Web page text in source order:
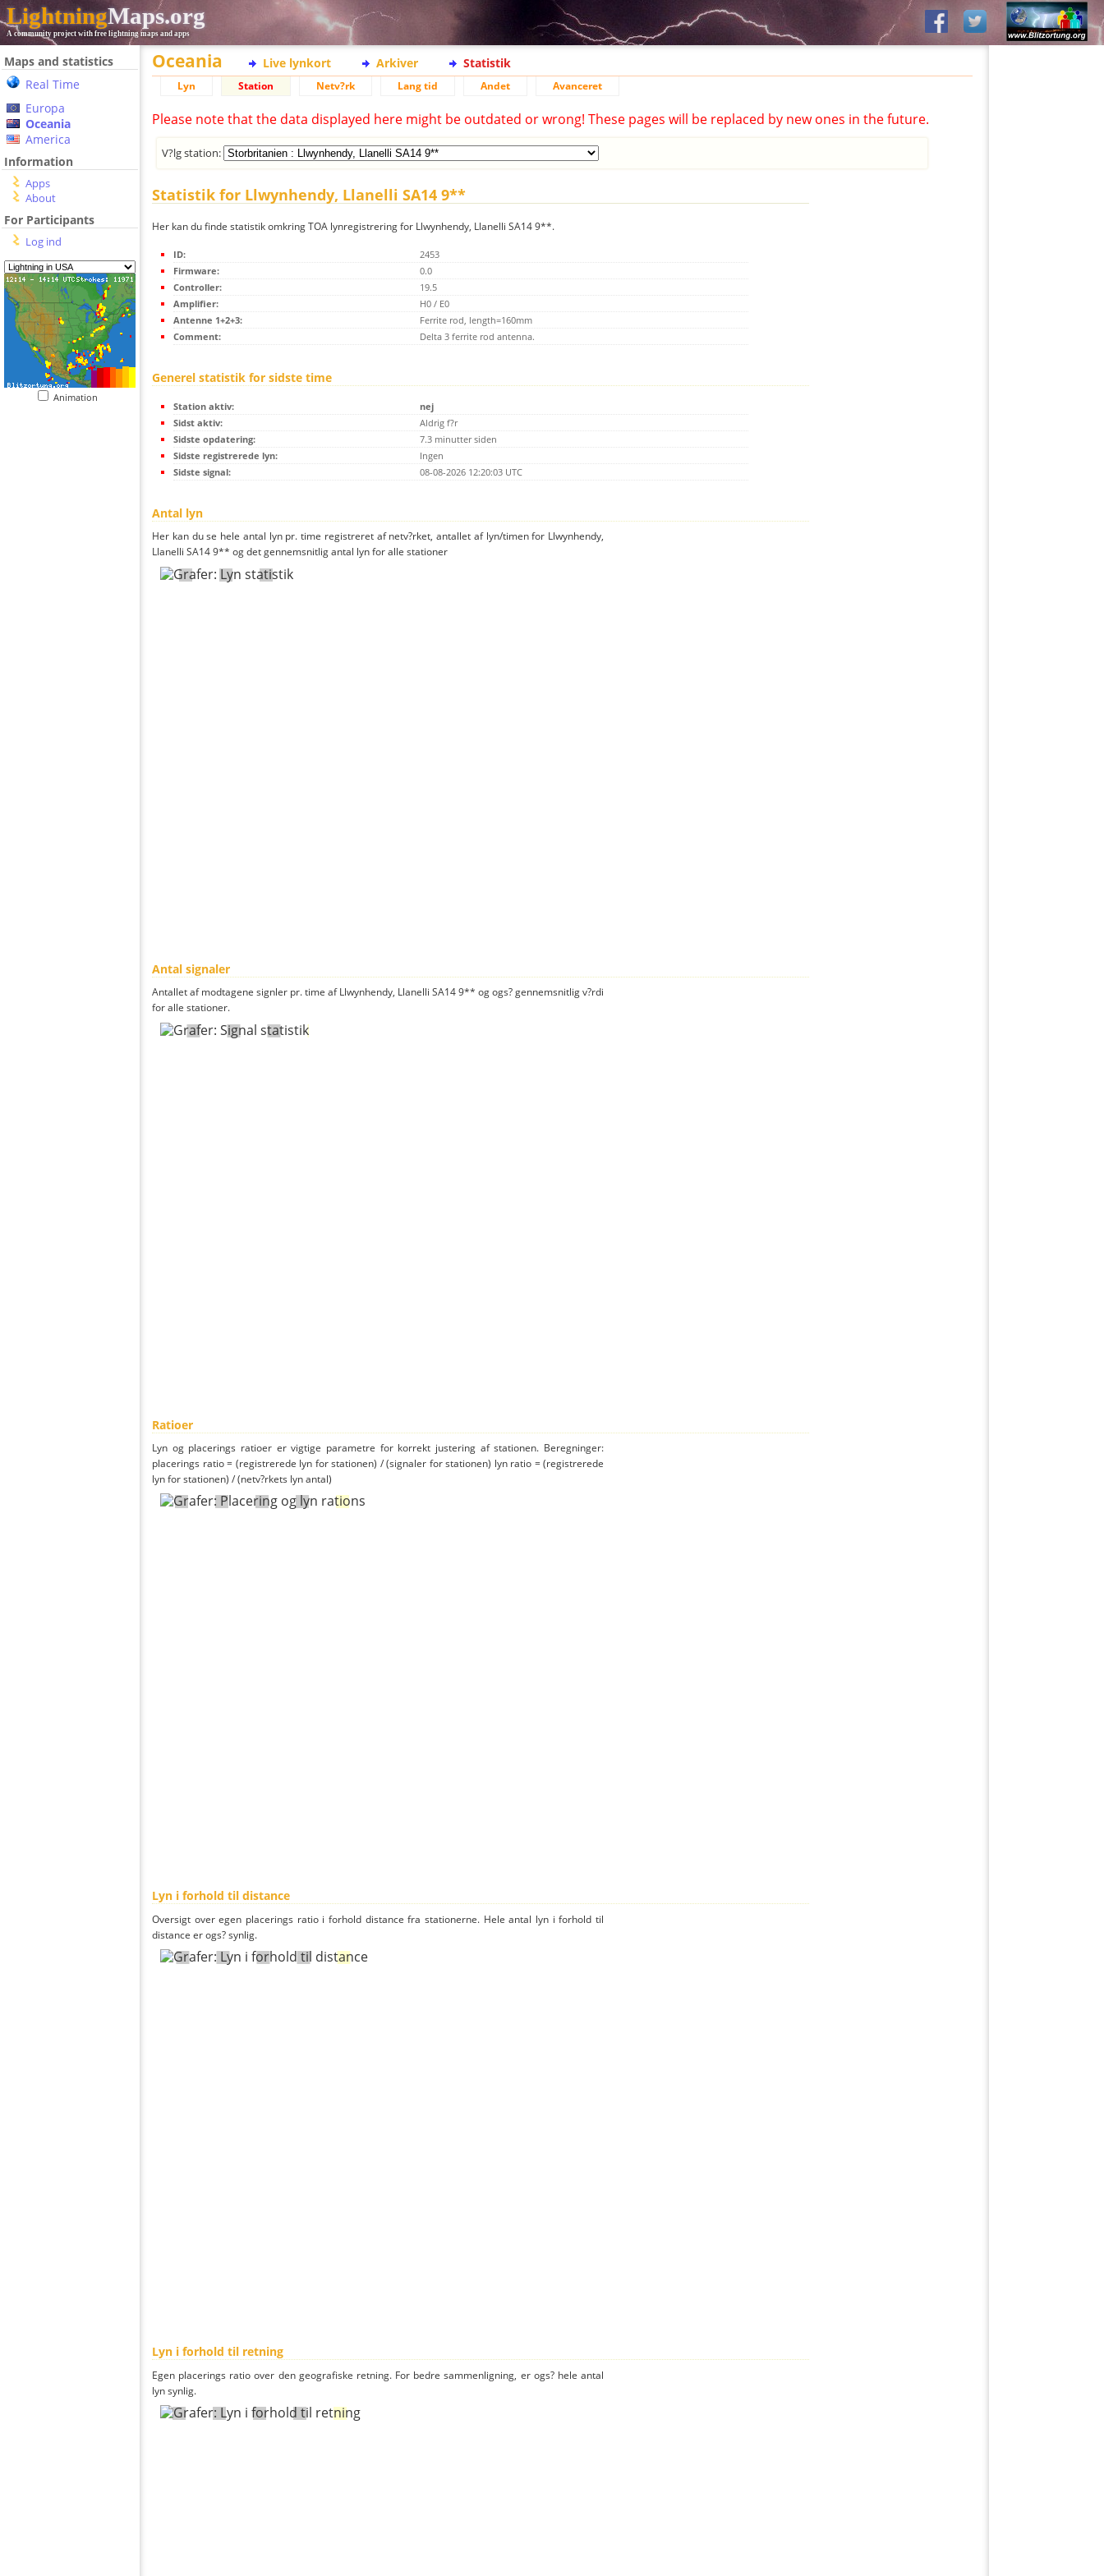
LightningMaps.org
A community project with free lightning maps and apps
Maps and statistics
Real Time
Europa
Oceania
America
Information
Apps
About
For Participants
Log ind
Animation
Oceania Live lynkort Arkiver Statistik
Lyn Station Netv?rk Lang tid Andet Avanceret
Please note that the data displayed here might be outdated or wrong! These pages will be replaced by new ones in the future.
V?lg station:
Statistik for Llwynhendy, Llanelli SA14 9**
Her kan du finde statistik omkring TOA lynregistrering for Llwynhendy, Llanelli SA14 9**.
ID:
2453
Firmware:
0.0
Controller:
19.5
Amplifier:
H0 / E0
Antenne 1+2+3:
Ferrite rod, length=160mm
Comment:
Delta 3 ferrite rod antenna.
Generel statistik for sidste time
Station aktiv:
nej
Sidst aktiv:
Aldrig f?r
Sidste opdatering:
7.3 minutter siden
Sidste registrerede lyn:
Ingen
Sidste signal:
08-08-2026 12:20:03 UTC
Antal lyn
Her kan du se hele antal lyn pr. time registreret af netv?rket, antallet af lyn/timen for Llwynhendy,
Llanelli SA14 9** og det gennemsnitlig antal lyn for alle stationer
Antal signaler
Antallet af modtagene signler pr. time af Llwynhendy, Llanelli SA14 9** og ogs? gennemsnitlig v?rdi
for alle stationer.
Ratioer
Lyn og placerings ratioer er vigtige parametre for korrekt justering af stationen. Beregninger:
placerings ratio = (registrerede lyn for stationen) / (signaler for stationen) lyn ratio = (registrerede
lyn for stationen) / (netv?rkets lyn antal)
Lyn i forhold til distance
Oversigt over egen placerings ratio i forhold distance fra stationerne. Hele antal lyn i forhold til
distance er ogs? synlig.
Lyn i forhold til retning
Egen placerings ratio over den geografiske retning. For bedre sammenligning, er ogs? hele antal
lyn synlig.